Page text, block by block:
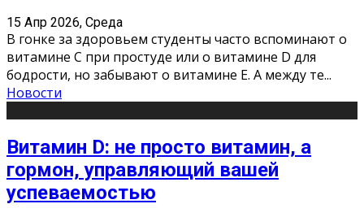
15 Апр 2026, Среда
В гонке за здоровьем студенты часто вспоминают о
витамине С при простуде или о витамине D для
бодрости, но забывают о витамине Е. А между те...
Новости
Витамин D: не просто витамин, а
гормон, управляющий вашей
успеваемостью